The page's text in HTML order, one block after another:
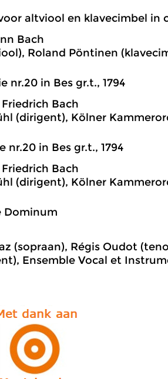
altviool en klavecimbel in
Bach
Roland Pöntinen
nr.20 in Bes gr.t., 1794
Bach
(dirigent), Kölner
nr.20 in Bes gr.t., 1794
Bach
(dirigent), Kölner
Dominum
(sopraan), Régis Oudot
Ensemble Vocal et